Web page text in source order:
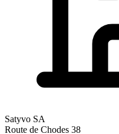
Satyvo SA
Route de Chodes 38